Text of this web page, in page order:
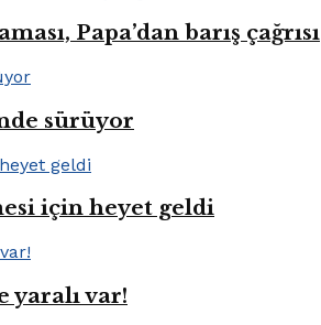
Papa’dan barış çağrısı
sürüyor
için heyet geldi
yaralı var!